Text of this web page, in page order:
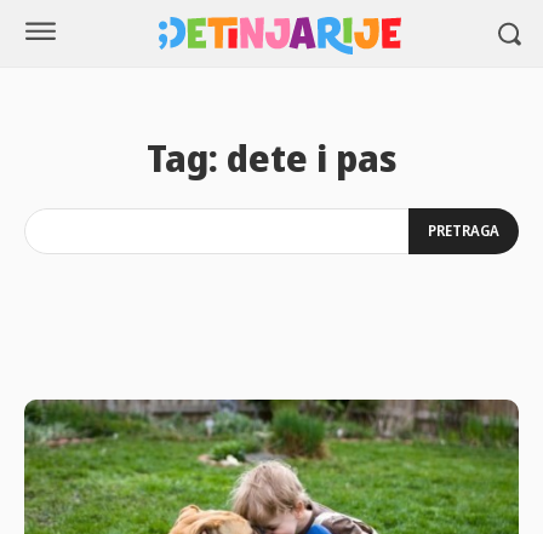
Tag: dete i pas
PRETRAGA